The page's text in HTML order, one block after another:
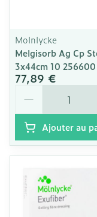
Molnlycke
Melgisorb Ag Cp
3x44cm 10 256600
77,89 €
Ajouter au